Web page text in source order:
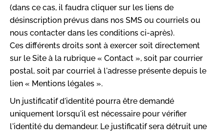
(dans ce cas, il faudra cliquer sur les liens de
désinscription prévus dans nos SMS ou courriels ou
nous contacter dans les conditions ci-après).
Ces différents droits sont à exercer soit directement
sur le Site à la rubrique « Contact », soit par courrier
postal, soit par courriel à l'adresse présente depuis le
lien « Mentions légales ».
Un justificatif d'identité pourra être demandé
uniquement lorsqu'il est nécessaire pour vérifier
l'identité du demandeur. Le justificatif sera détruit une